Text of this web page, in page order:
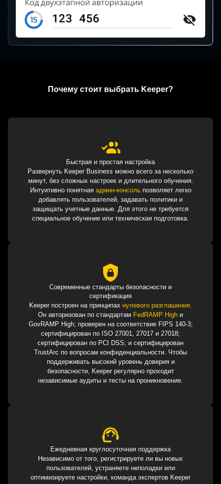
Почему стоит выбрать Keeper?
Быстрая и простая настройка
Развернуть Keeper Business можно всего за несколько
минут, без сложных настроек и длительного обучения.
Интуитивно понятная админ-консольпозволяет легко
добавлять пользователей, задавать политики и
защищать учетные данные. Для этого не требуется
специальное обучение или техническая подготовка.
Современные стандарты безопасности и
сертификация
Keeper построен на принципах нулевого разглашения
Он авторизован по стандартам FedRAMP High и
GovRAMP High; проверен на соответствие FIPS 140-3;
сертифицирован по ISO 27001, 27017 и 27018;
сертифицирован по PCI DSS; и сертифицирован
TrustArc по вопросам конфиденциальности. Чтобы
поддерживать высокий уровень доверия и
безопасности, Keeper регулярно проходит
независимые аудиты и тесты на проникновение.
Ежедневная круглосуточная поддержка
Независимо от того, регистрируете ли вы новых
пользователей, устраняете неполадки или
оптимизируете настройки, команда экспертов Keeper